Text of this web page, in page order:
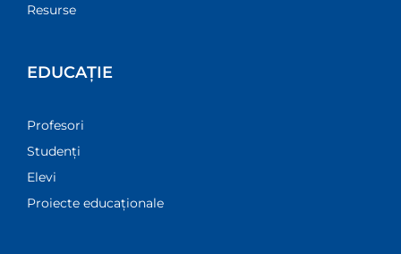
Resurse
EDUCAȚIE
Profesori
Studenți
Elevi
Proiecte educaționale